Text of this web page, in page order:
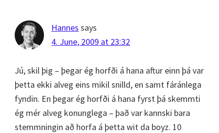
Hannes says
4. June, 2009 at 23:32
Jú, skil þig – þegar ég horfði á hana aftur einn þá var
þetta ekki alveg eins mikil snilld, en samt fáránlega
fyndin. En þegar ég horfði á hana fyrst þá skemmti
ég mér alveg konunglega – það var kannski bara
stemmningin að horfa á þetta wit da boyz. 10